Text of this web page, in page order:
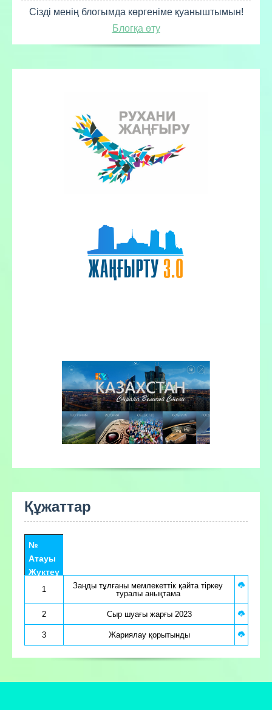
Сізді менің блогымда көргеніме қуаныштымын!
Блогқа өту
Құжаттар
№
Атауы
Жүктеу
1
Заңды тұлғаны мемлекеттік қайта тiркеу
туралы анықтама
2 Сыр шуағы жарғы 2023
3 Жариялау қорытынды